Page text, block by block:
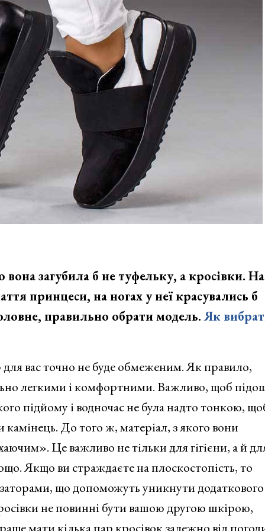
загубила б не туфельку, а кросівки.
принцеси, на ногах у неї красувались б
правильно обрати модель.Як
вас точно не буде обмеженим. Як правило,
легкими і комфортними. Важливо, щоб
підйому і водночас не була надто тонкою,
камінець. До того ж, матеріал, з якого вони
Це важливо не тільки для гігієни, а й
Якщо ви страждаєте на плоскостопість, то
що допоможуть уникнути додаткового
не повинні бути вашою другою шкірою,
мати кілька пар кросівок залежно від